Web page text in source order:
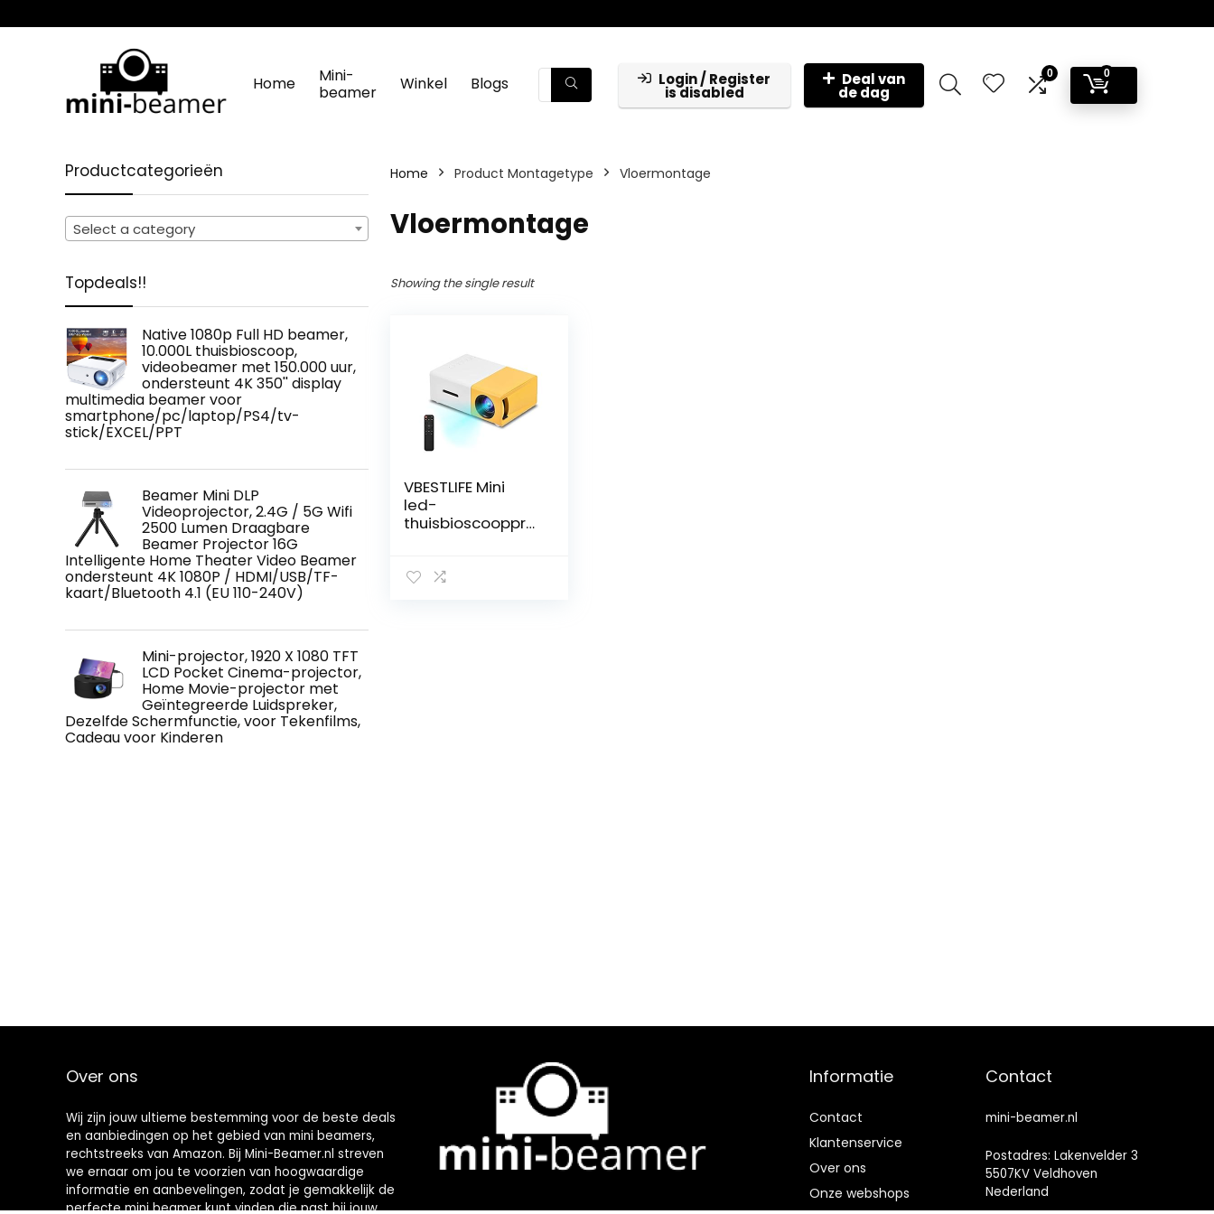
Home
Mini-
beamer
Winkel Blogs Login / Register
is disabled
Deal van
de dag
0 0
Productcategorieën
Select a category
Topdeals!!
Native 1080p Full HD beamer,
10.000L thuisbioscoop,
videobeamer met 150.000 uur,
ondersteunt 4K 350'' display
multimedia beamer voor
smartphone/pc/laptop/PS4/tv-
stick/EXCEL/PPT
Beamer Mini DLP
Videoprojector, 2.4G / 5G Wifi
2500 Lumen Draagbare
Beamer Projector 16G
Intelligente Home Theater Video Beamer
ondersteunt 4K 1080P / HDMI/USB/TF-
kaart/Bluetooth 4.1 (EU 110-240V)
Mini-projector, 1920 X 1080 TFT
LCD Pocket Cinema-projector,
Home Movie-projector met
Geïntegreerde Luidspreker,
Dezelfde Schermfunctie, voor Tekenfilms,
Cadeau voor Kinderen
Home Product Montagetype ‎Vloermontage
‎Vloermontage
Showing the single result
VBESTLIFE Mini
led-
thuisbioscoopproj
en USB,
Over ons
Wij zijn jouw ultieme bestemming voor de beste deals
en aanbiedingen op het gebied van mini beamers,
rechtstreeks van Amazon. Bij Mini-Beamer.nl streven
we ernaar om jou te voorzien van hoogwaardige
informatie en aanbevelingen, zodat je gemakkelijk de
perfecte mini beamer kunt vinden die past bij jouw
Informatie
Contact
Klantenservice
Over ons
Onze webshops
Contact
mini-beamer.nl
Postadres: Lakenvelder 3
5507KV Veldhoven
Nederland